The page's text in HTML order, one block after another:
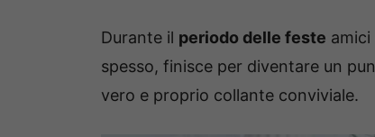
Durante il periodo delle feste
spesso, finisce per diventare un
vero e proprio collante conviviale.